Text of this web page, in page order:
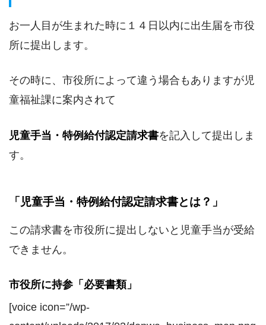
お一人目が生まれた時に１４日以内に出生届を市役
所に提出します。
その時に、市役所によって違う場合もありますが児
童福祉課に案内されて
児童手当・特例給付認定請求書を記入して提出しま
す。
「児童手当・特例給付認定請求書とは？」
この請求書を市役所に提出しないと児童手当が受給
できません。
市役所に持参「必要書類」
[voice icon=”/wp-